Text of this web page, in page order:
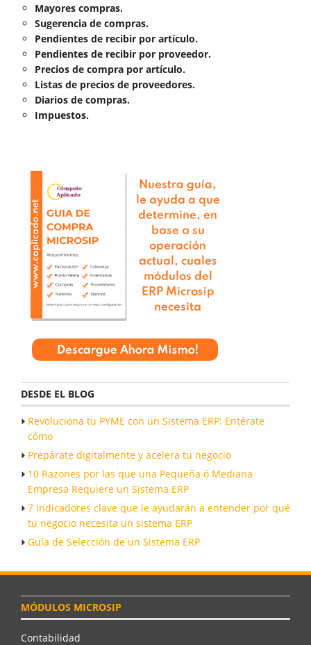
Mayores compras.
Sugerencia de compras.
Pendientes de recibir por artículo.
Pendientes de recibir por proveedor.
Precios de compra por artículo.
Listas de precios de proveedores.
Diarios de compras.
Impuestos.
DESDE EL BLOG
Revoluciona tu PYME con un Sistema ERP: Entérate
cómo
Prepárate digitalmente y acelera tu negocio
10 Razones por las que una Pequeña ó Mediana
Empresa Requiere un Sistema ERP
7 indicadores clave que le ayudarán a entender por qué
tu negocio necesita un sistema ERP
Guía de Selección de un Sistema ERP
MÓDULOS MICROSIP
Contabilidad